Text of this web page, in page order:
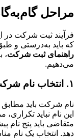
مراحل
فرآیند ثبت شرکت
که باید به‌درستی و
راهنمای ثبت شرکت،
می‌دهیم.
۱. انتخاب نام شرکت
نام شرکت باید مطابق
این نام نباید
متقاضی باید پنج نام
دهد. انتخاب یک نام